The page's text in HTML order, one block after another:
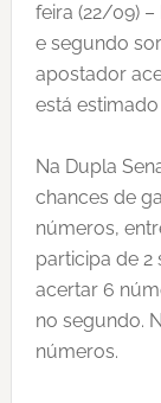
feira (22/09)
e segundo
apostador
está
Na Dupla
chances de
números,
participa de 2
acertar 6
no segundo.
números.